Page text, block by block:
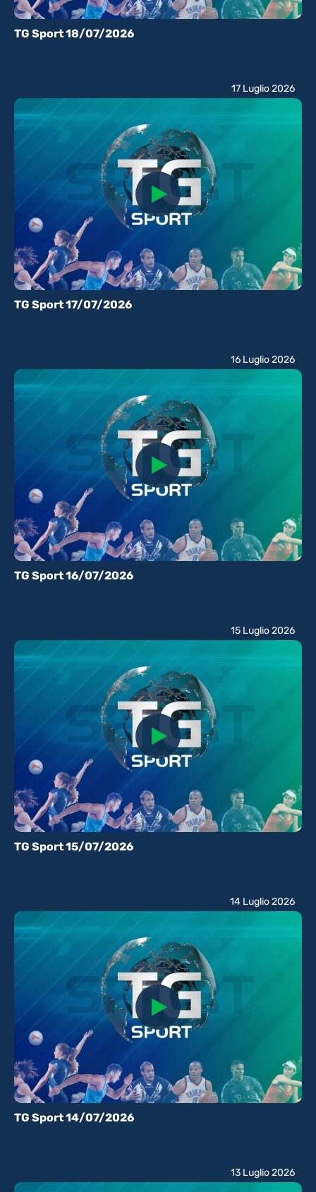
TG Sport 18/07/2026
TG Sport 17/07/2026
17 Luglio 2026
TG Sport 16/07/2026
16 Luglio 2026
TG Sport 15/07/2026
15 Luglio 2026
TG Sport 14/07/2026
14 Luglio 2026
13 Luglio 2026